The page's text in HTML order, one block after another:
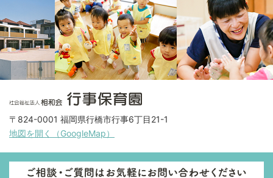
〒824-0001 福岡県行橋市行事6丁目21-1
地図を開く（GoogleMap）